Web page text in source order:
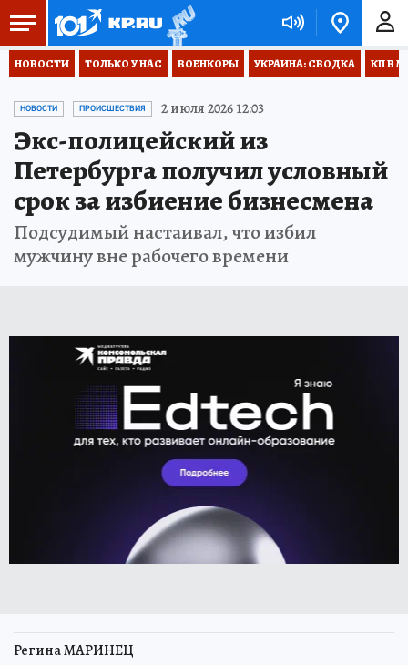
НОВОСТИ ТОЛЬКО У НАС ВОЕНКОРЫ УКРАИНА: СВОДКА КП В
НОВОСТИ ПРОИСШЕСТВИЯ 2 июля 2026 12:03
Экс-полицейский из
Петербурга получил условный
срок за избиение бизнесмена
Подсудимый настаивал, что избил
мужчину вне рабочего времени
Регина МАРИНЕЦ